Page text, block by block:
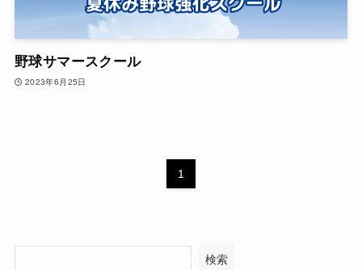
野球サマースクール
2023年6月25日
1
検索